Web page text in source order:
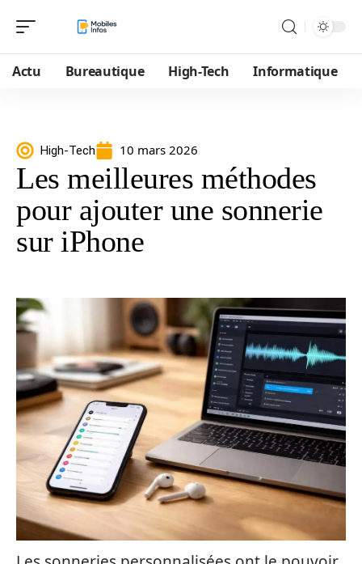
Actu Bureautique High-Tech Informatique
High-Tech 10 mars 2026
Les meilleures méthodes
pour ajouter une sonnerie
sur iPhone